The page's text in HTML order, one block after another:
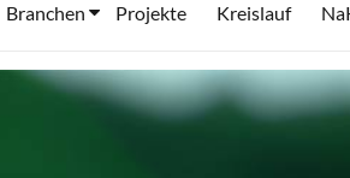
Branchen Projekte Kreislauf